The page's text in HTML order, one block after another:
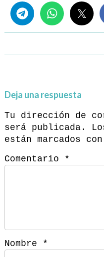
Deja una respuesta
Tu dirección de
será publicada.
están marcados con
Comentario
*
Nombre *